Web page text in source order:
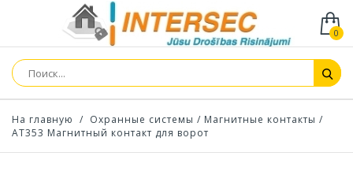
0
На главную / Охранные системы / Магнитные контакты /
AT353 Магнитный контакт для ворот